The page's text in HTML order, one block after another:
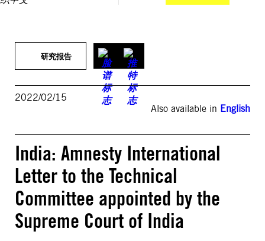
研究报告
2022/02/15
Also available in English
India: Amnesty International
Letter to the Technical
Committee appointed by the
Supreme Court of India